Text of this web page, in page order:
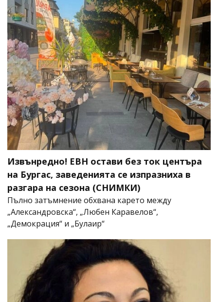
Извънредно! ЕВН остави без ток центъра
на Бургас, заведенията се изпразниха в
разгара на сезона (СНИМКИ)
Пълно затъмнение обхвана карето между
„Александровска“, „Любен Каравелов“,
„Демокрация“ и „Булаир“